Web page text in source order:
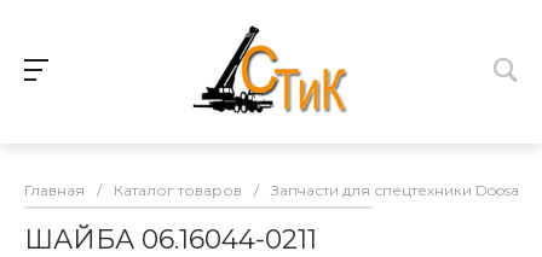
Главная / Каталог товаров / Запчасти для спецтехники Doosan
ШАЙБА 06.16044-0211